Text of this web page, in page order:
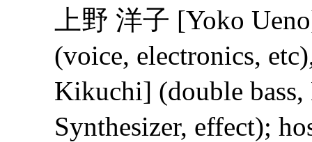
上野 洋子 [Yoko
(voice, electronics,
Kikuchi] (double
Synthesizer, effect);